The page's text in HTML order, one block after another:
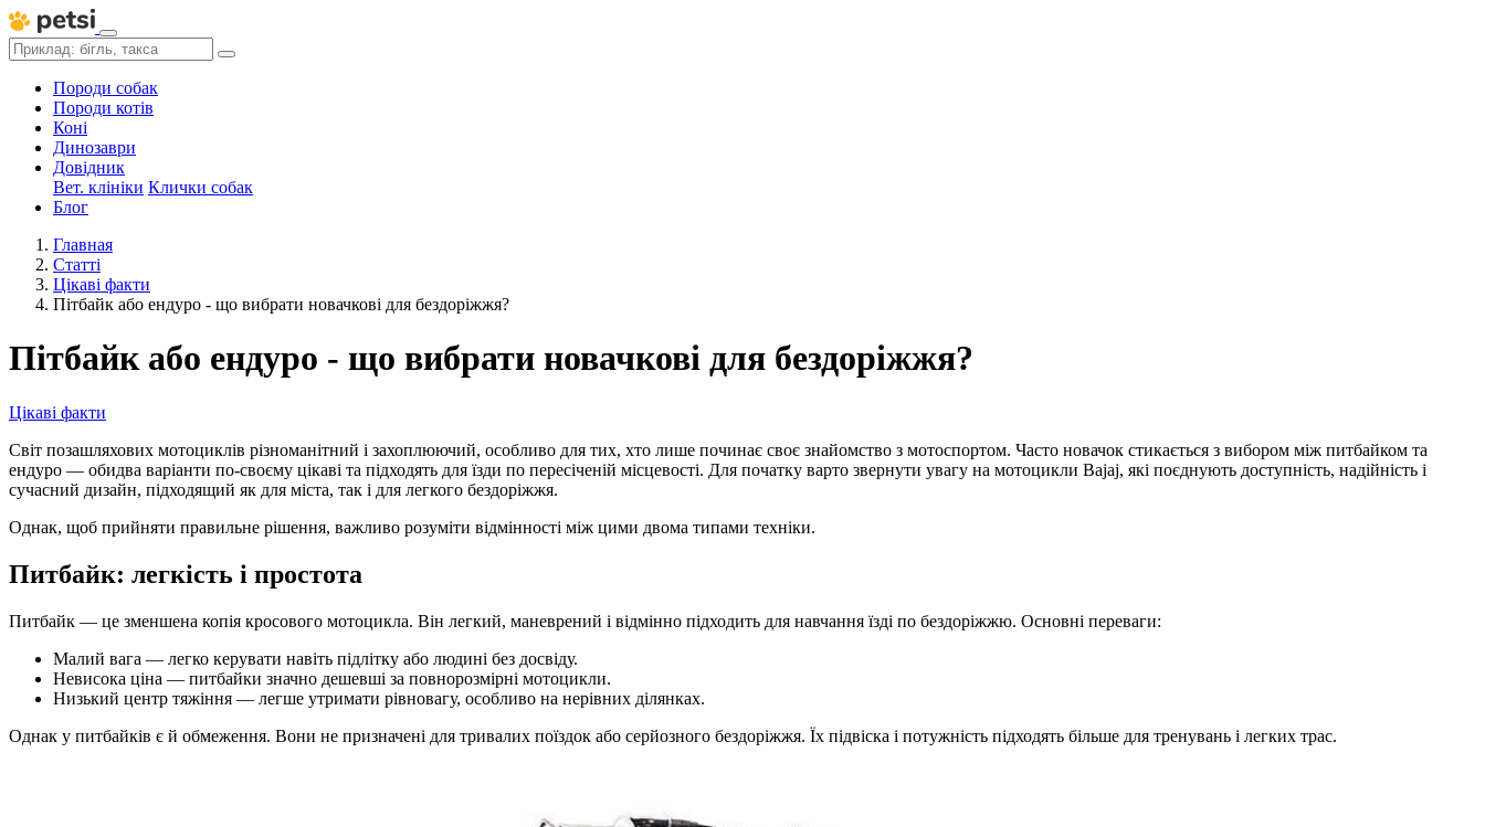
Породи собак
Породи котів
Коні
Динозаври
Довідник
Вет. клініки Клички собак
Блог
Главная
Статті
Цікаві факти
Пітбайк або ендуро - що вибрати новачкові для бездоріжжя?
Пітбайк або ендуро - що вибрати новачкові для бездоріжжя?
Цікаві факти
Світ позашляхових мотоциклів різноманітний і захоплюючий, особливо для тих, хто лише починає своє знайомство з мотоспортом. Часто новачок стикається з вибором між питбайком та
ендуро — обидва варіанти по-своєму цікаві та підходять для їзди по пересіченій місцевості. Для початку варто звернути увагу на мотоцикли Bajaj, які поєднують доступність, надійність і
сучасний дизайн, підходящий як для міста, так і для легкого бездоріжжя.
Однак, щоб прийняти правильне рішення, важливо розуміти відмінності між цими двома типами техніки.
Питбайк: легкість і простота
Питбайк — це зменшена копія кросового мотоцикла. Він легкий, маневрений і відмінно підходить для навчання їзді по бездоріжжю. Основні переваги:
Малий вага — легко керувати навіть підлітку або людині без досвіду.
Невисока ціна — питбайки значно дешевші за повнорозмірні мотоцикли.
Низький центр тяжіння — легше утримати рівновагу, особливо на нерівних ділянках.
Однак у питбайків є й обмеження. Вони не призначені для тривалих поїздок або серйозного бездоріжжя. Їх підвіска і потужність підходять більше для тренувань і легких трас.